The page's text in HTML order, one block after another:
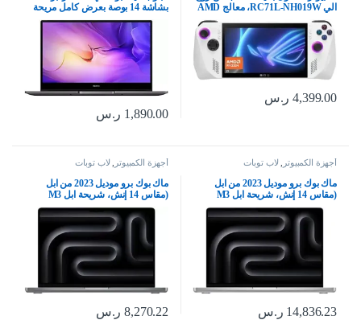
الي RC71L-NH019W، معالج AMD
رايزن Z1 جيجابايت 16 512 SSD هارد،
AMD راديون، ويندوز 11 هوم، 7 بوصة
120 هرتز/7 مللي ثانية، زجاج غوريلا
DXC، شاشة تعمل باللمس، من
اسس
4,399.00 ر.س
بشاشة 14 بوصة بعرض كامل مريحة
للعين 1080P ومعالج انتل كور i5 الجيل
11 وزر طاقة ببصمة إصبع وشاحن
محمول كبير 65 واط بسعة 8
هواوي، رمادي
1,890.00 ر.س
أجهزة الكمبيوتر لاب توبات
ماك بوك برو موديل 2023 من ابل
(مقاس 14 إنش، شريحة ابل M3
ماكس بوحدة معالجة مركزية مع 14
نواة ووحدة معالجة رسومات غرافيك
– فضي؛ الإنجليزية
14,836.23 ر.س
أجهزة الكمبيوتر لاب توبات
ماك بوك برو موديل 2023 من ابل
(مقاس 14 إنش، شريحة ابل M3
بوحدة معالجة مركزية ثمانية النوى
رمادي فلكي؛ العربية/الإنجليزية
8,270.22 ر.س